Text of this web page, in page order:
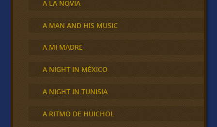
A LA NOVIA
A MAN AND HIS MUSIC
A MI MADRE
A NIGHT IN MÉXICO
A NIGHT IN TUNISIA
A RITMO DE HUICHOL